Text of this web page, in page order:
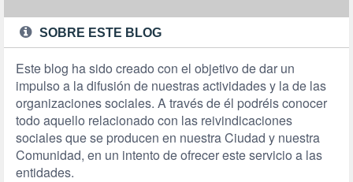
SOBRE ESTE BLOG
Este blog ha sido creado con el objetivo de dar un
impulso a la difusión de nuestras actividades y la de las
organizaciones sociales. A través de él podréis conocer
todo aquello relacionado con las reivindicaciones
sociales que se producen en nuestra Ciudad y nuestra
Comunidad, en un intento de ofrecer este servicio a las
entidades.